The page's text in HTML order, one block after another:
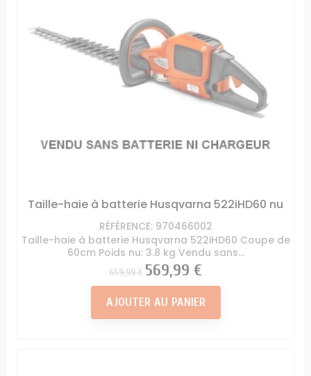
Taille-haie à batterie Husqvarna 522iHD60 nu
RÉFÉRENCE: 970466002
Taille-haie à batterie Husqvarna 522iHD60 Coupe de
60cm Poids nu: 3.8 kg Vendu sans...
Prix
659,99 € Prix
569,99 €
AJOUTER AU PANIER